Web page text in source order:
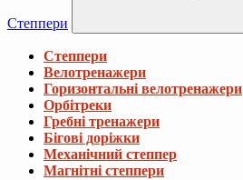
Степпери
Степпери
Велотренажери
Горизонтальні велотренажери
Орбітреки
Гребні тренажери
Бігові доріжки
Механічний степпер
Магнітні степпери